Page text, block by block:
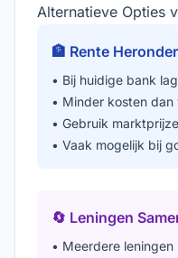
Alternatieve Opties
🏦 Rente
• Bij huidige bank
• Minder kosten
• Gebruik
• Vaak mogelijk bij
🔄 Leningen
• Meerdere leningen